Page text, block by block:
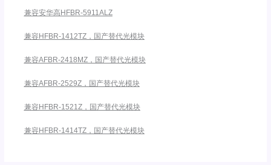
兼容安华高HFBR-5911ALZ
兼容HFBR-1412TZ，国产替代光模块
兼容AFBR-2418MZ，国产替代光模块
兼容AFBR-2529Z，国产替代光模块
兼容HFBR-1521Z，国产替代光模块
兼容HFBR-1414TZ，国产替代光模块